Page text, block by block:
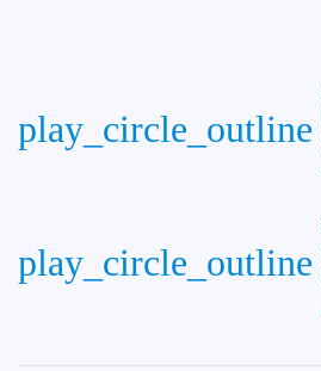
play_circle_outline
play_circle_outline